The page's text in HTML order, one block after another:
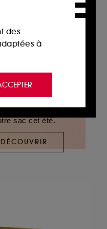
à glisser dans
sac cet été.
DÉCOUVRIR
des
à
y compris
d’en